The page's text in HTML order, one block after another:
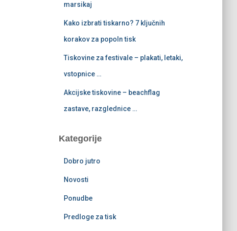
marsikaj
Kako izbrati tiskarno? 7 ključnih
korakov za popoln tisk
Tiskovine za festivale – plakati, letaki,
vstopnice …
Akcijske tiskovine – beachflag
zastave, razglednice …
Kategorije
Dobro jutro
Novosti
Ponudbe
Predloge za tisk